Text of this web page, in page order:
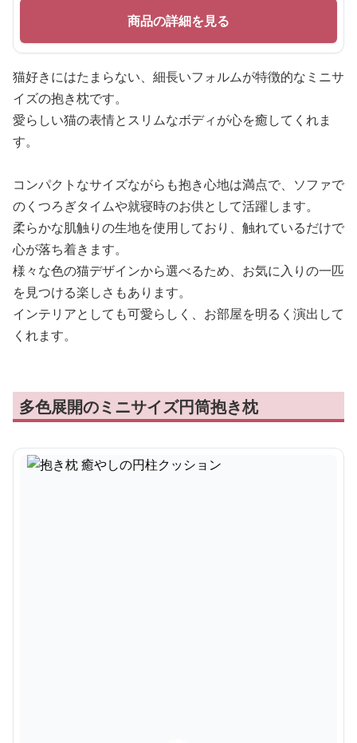
商品の詳細を見る
猫好きにはたまらない、細長いフォルムが特徴的なミニサ
イズの抱き枕です。
愛らしい猫の表情とスリムなボディが心を癒してくれま
す。
コンパクトなサイズながらも抱き心地は満点で、ソファで
のくつろぎタイムや就寝時のお供として活躍します。
柔らかな肌触りの生地を使用しており、触れているだけで
心が落ち着きます。
様々な色の猫デザインから選べるため、お気に入りの一匹
を見つける楽しさもあります。
インテリアとしても可愛らしく、お部屋を明るく演出して
くれます。
多色展開のミニサイズ円筒抱き枕